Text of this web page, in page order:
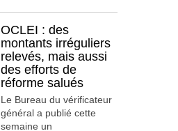
OCLEI : des
montants irréguliers
relevés, mais aussi
des efforts de
réforme salués
Le Bureau du vérificateur
général a publié cette
semaine un